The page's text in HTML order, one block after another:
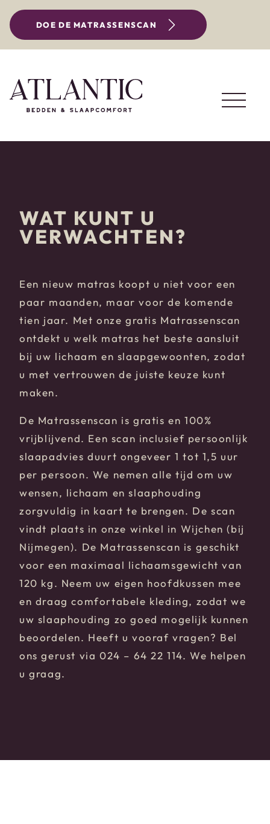
DOE DE MATRASSENSCAN
WAT KUNT U
VERWACHTEN?
Een nieuw matras koopt u niet voor een
paar maanden, maar voor de komende
tien jaar. Met onze gratis Matrassenscan
ontdekt u welk matras het beste aansluit
bij uw lichaam en slaapgewoonten, zodat
u met vertrouwen de juiste keuze kunt
maken.
De Matrassenscan is gratis en 100%
vrijblijvend. Een scan inclusief persoonlijk
slaapadvies duurt ongeveer 1 tot 1,5 uur
per persoon. We nemen alle tijd om uw
wensen, lichaam en slaaphouding
zorgvuldig in kaart te brengen. De scan
vindt plaats in onze winkel in Wijchen (bij
Nijmegen). De Matrassenscan is geschikt
voor een maximaal lichaamsgewicht van
120 kg. Neem uw eigen hoofdkussen mee
en draag comfortabele kleding, zodat we
uw slaaphouding zo goed mogelijk kunnen
beoordelen. Heeft u vooraf vragen? Bel
ons gerust via 024 – 64 22 114. We helpen
u graag.